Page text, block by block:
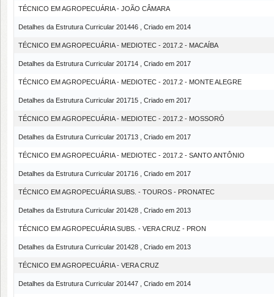
TÉCNICO EM AGROPECUÁRIA - JOÃO CÂMARA
Detalhes da Estrutura Curricular 201446 , Criado em 2014
TÉCNICO EM AGROPECUÁRIA - MEDIOTEC - 2017.2 - MACAÍBA
Detalhes da Estrutura Curricular 201714 , Criado em 2017
TÉCNICO EM AGROPECUÁRIA - MEDIOTEC - 2017.2 - MONTE ALEGRE
Detalhes da Estrutura Curricular 201715 , Criado em 2017
TÉCNICO EM AGROPECUÁRIA - MEDIOTEC - 2017.2 - MOSSORÓ
Detalhes da Estrutura Curricular 201713 , Criado em 2017
TÉCNICO EM AGROPECUÁRIA - MEDIOTEC - 2017.2 - SANTO ANTÔNIO
Detalhes da Estrutura Curricular 201716 , Criado em 2017
TÉCNICO EM AGROPECUÁRIA SUBS. - TOUROS - PRONATEC
Detalhes da Estrutura Curricular 201428 , Criado em 2013
TÉCNICO EM AGROPECUÁRIA SUBS. - VERA CRUZ - PRON
Detalhes da Estrutura Curricular 201428 , Criado em 2013
TÉCNICO EM AGROPECUÁRIA - VERA CRUZ
Detalhes da Estrutura Curricular 201447 , Criado em 2014